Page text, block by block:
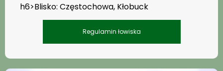
h6>Blisko: Częstochowa, Kłobuck
Regulamin łowiska